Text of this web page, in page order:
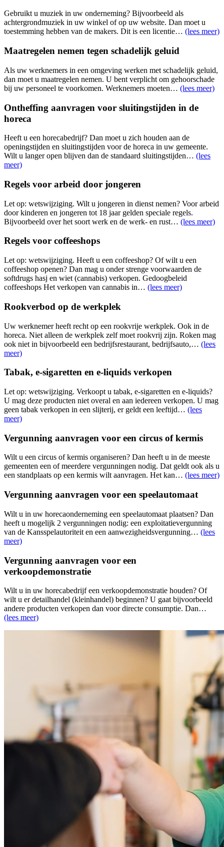
Gebruikt u muziek in uw onderneming? Bijvoorbeeld als
achtergrondmuziek in uw winkel of op uw website. Dan moet u
toestemming hebben van de makers. Dit is een licentie… (lees meer)
Maatregelen nemen tegen schadelijk geluid
Als uw werknemers in een omgeving werken met schadelijk geluid,
dan moet u maatregelen nemen. U bent verplicht om gehoorschade
bij uw personeel te voorkomen. Werknemers moeten… (lees meer)
Ontheffing aanvragen voor sluitingstijden in de
horeca
Heeft u een horecabedrijf? Dan moet u zich houden aan de
openingstijden en sluitingstijden voor de horeca in uw gemeente.
Wilt u langer open blijven dan de standaard sluitingstijden… (lees
meer)
Regels voor arbeid door jongeren
Let op: wetswijziging. Wilt u jongeren in dienst nemen? Voor arbeid
door kinderen en jongeren tot 18 jaar gelden speciale regels.
Bijvoorbeeld over het soort werk en de werk- en rust… (lees meer)
Regels voor coffeeshops
Let op: wetswijziging. Heeft u een coffeeshop? Of wilt u een
coffeeshop openen? Dan mag u onder strenge voorwaarden de
softdrugs hasj en wiet (cannabis) verkopen. Gedoogbeleid
coffeeshops Het verkopen van cannabis in… (lees meer)
Rookverbod op de werkplek
Uw werknemer heeft recht op een rookvrije werkplek. Ook in de
horeca. Niet alleen de werkplek zelf moet rookvrij zijn. Roken mag
ook niet in bijvoorbeeld een bedrijfsrestaurant, bedrijfsauto,… (lees
meer)
Tabak, e-sigaretten en e-liquids verkopen
Let op: wetswijziging. Verkoopt u tabak, e-sigaretten en e-liquids?
U mag deze producten niet overal en aan iedereen verkopen. U mag
geen tabak verkopen in een slijterij, er geldt een leeftijd… (lees
meer)
Vergunning aanvragen voor een circus of kermis
Wilt u een circus of kermis organiseren? Dan heeft u in de meeste
gemeenten een of meerdere vergunningen nodig. Dat geldt ook als u
een standplaats op een kermis wilt aanvragen. Het kan… (lees meer)
Vergunning aanvragen voor een speelautomaat
Wilt u in uw horecaonderneming een speelautomaat plaatsen? Dan
heeft u mogelijk 2 vergunningen nodig: een exploitatievergunning
van de Kansspelautoriteit en een aanwezigheidsvergunning… (lees
meer)
Vergunning aanvragen voor een
verkoopdemonstratie
Wilt u in uw horecabedrijf een verkoopdemonstratie houden? Of
wilt u er detailhandel (kleinhandel) beginnen? U gaat bijvoorbeeld
andere producten verkopen dan voor directe consumptie. Dan…
(lees meer)